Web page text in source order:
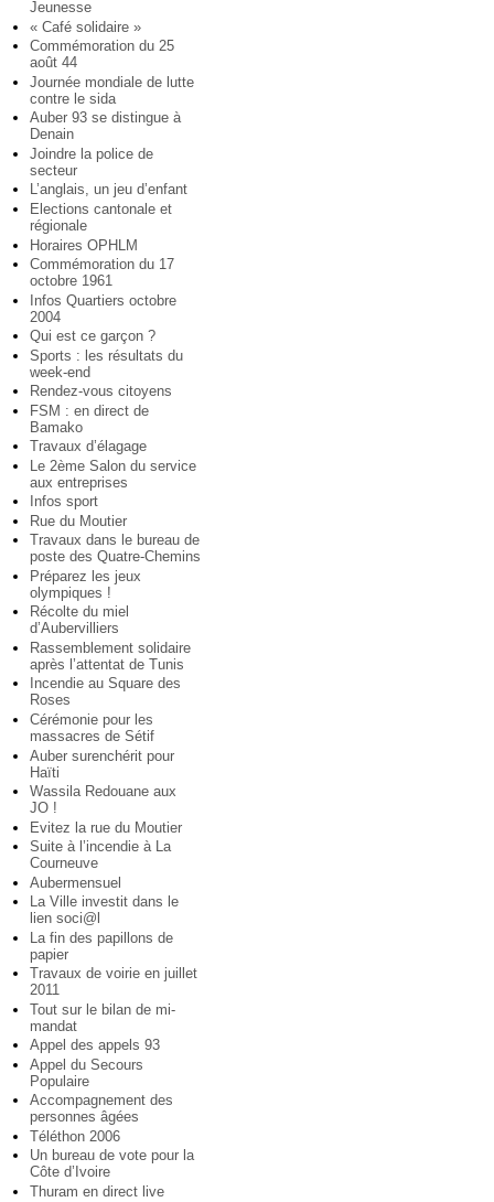
Jeunesse
« Café solidaire »
Commémoration du 25
août 44
Journée mondiale de lutte
contre le sida
Auber 93 se distingue à
Denain
Joindre la police de
secteur
L’anglais, un jeu d’enfant
Elections cantonale et
régionale
Horaires OPHLM
Commémoration du 17
octobre 1961
Infos Quartiers octobre
2004
Qui est ce garçon ?
Sports : les résultats du
week-end
Rendez-vous citoyens
FSM : en direct de
Bamako
Travaux d’élagage
Le 2ème Salon du service
aux entreprises
Infos sport
Rue du Moutier
Travaux dans le bureau de
poste des Quatre-Chemins
Préparez les jeux
olympiques !
Récolte du miel
d’Aubervilliers
Rassemblement solidaire
après l’attentat de Tunis
Incendie au Square des
Roses
Cérémonie pour les
massacres de Sétif
Auber surenchérit pour
Haïti
Wassila Redouane aux
JO !
Evitez la rue du Moutier
Suite à l’incendie à La
Courneuve
Aubermensuel
La Ville investit dans le
lien soci@l
La fin des papillons de
papier
Travaux de voirie en juillet
2011
Tout sur le bilan de mi-
mandat
Appel des appels 93
Appel du Secours
Populaire
Accompagnement des
personnes âgées
Téléthon 2006
Un bureau de vote pour la
Côte d’Ivoire
Thuram en direct live